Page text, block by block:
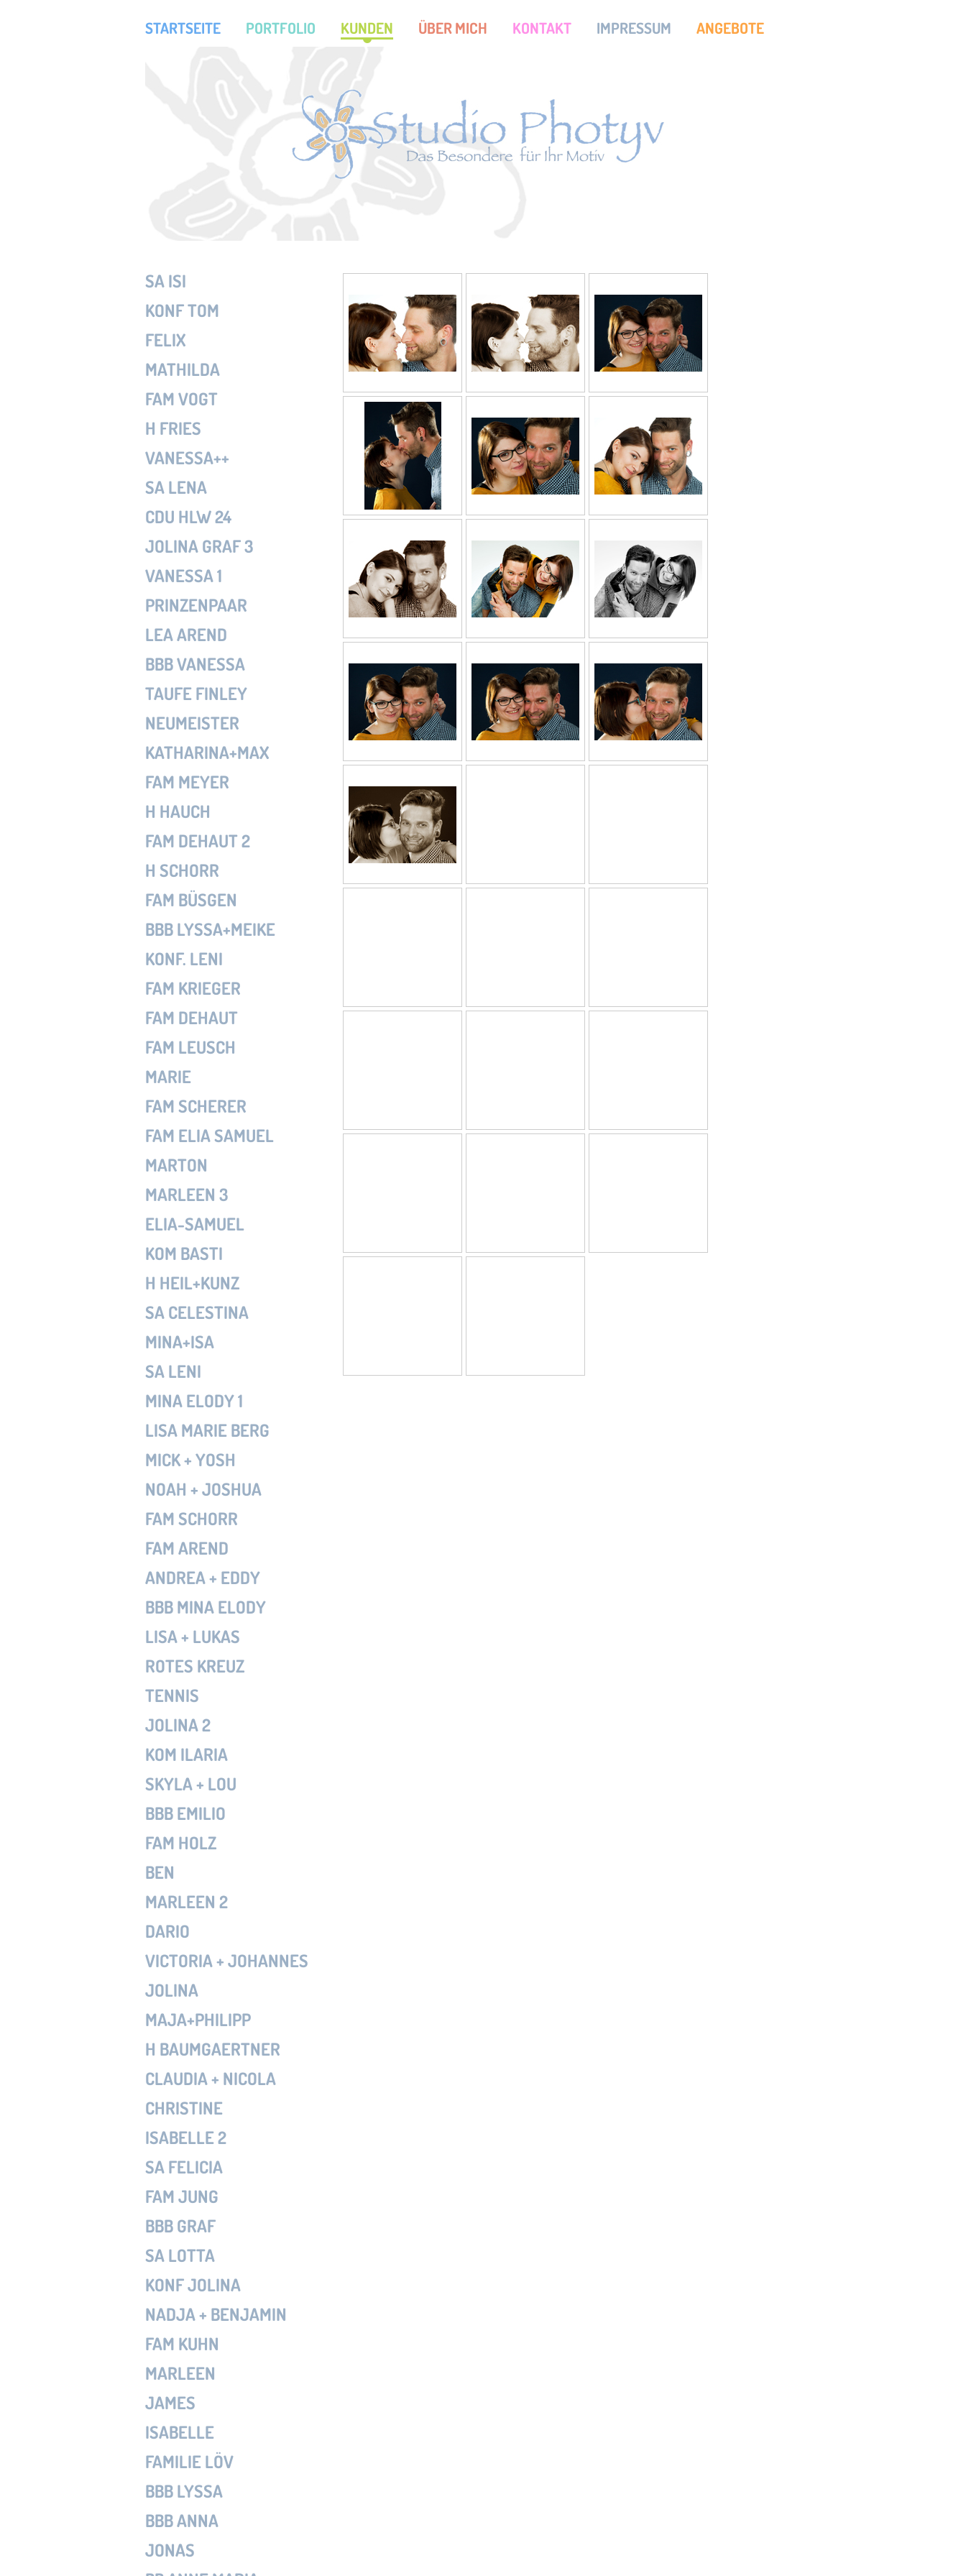
STARTSEITE PORTFOLIO KUNDEN ÜBER MICH KONTAKT IMPRESSUM ANGEBOTE
SA ISI
KONF TOM
FELIX
MATHILDA
FAM VOGT
H FRIES
VANESSA++
SA LENA
CDU HLW 24
JOLINA GRAF 3
VANESSA 1
PRINZENPAAR
LEA AREND
BBB VANESSA
TAUFE FINLEY
NEUMEISTER
KATHARINA+MAX
FAM MEYER
H HAUCH
FAM DEHAUT 2
H SCHORR
FAM BÜSGEN
BBB LYSSA+MEIKE
KONF. LENI
FAM KRIEGER
FAM DEHAUT
FAM LEUSCH
MARIE
FAM SCHERER
FAM ELIA SAMUEL
MARTON
MARLEEN 3
ELIA-SAMUEL
KOM BASTI
H HEIL+KUNZ
SA CELESTINA
MINA+ISA
SA LENI
MINA ELODY 1
LISA MARIE BERG
MICK + YOSH
NOAH + JOSHUA
FAM SCHORR
FAM AREND
ANDREA + EDDY
BBB MINA ELODY
LISA + LUKAS
ROTES KREUZ
TENNIS
JOLINA 2
KOM ILARIA
SKYLA + LOU
BBB EMILIO
FAM HOLZ
BEN
MARLEEN 2
DARIO
VICTORIA + JOHANNES
JOLINA
MAJA+PHILIPP
H BAUMGAERTNER
CLAUDIA + NICOLA
CHRISTINE
ISABELLE 2
SA FELICIA
FAM JUNG
BBB GRAF
SA LOTTA
KONF JOLINA
NADJA + BENJAMIN
FAM KUHN
MARLEEN
JAMES
ISABELLE
FAMILIE LÖV
BBB LYSSA
BBB ANNA
JONAS